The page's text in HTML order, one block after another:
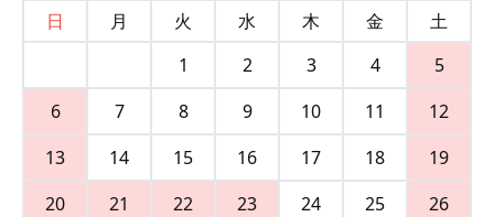
日
月 火 水 木 金
土
1
2 3 4
5
6
7 8 9 10 11
12
13
14 15 16 17 18
19
20
21 22 23 24 25
26